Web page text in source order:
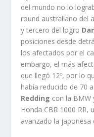
del mundo no lo
round australiano del
y tercero del logro
posiciones desde
los afectados por el
embargo, el más
que llegó 12º, por lo
había reducido de 70
Redding con la BMW
Honda CBR 1000 RR,
avanzado la